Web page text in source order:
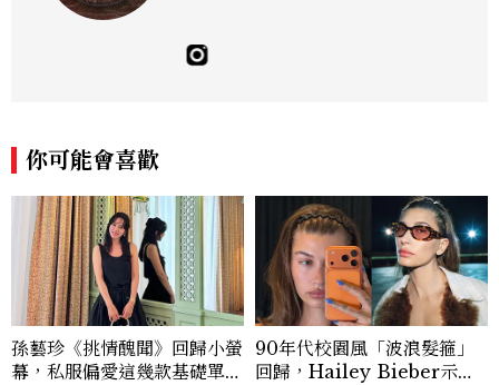
你可能會喜歡
孫藝珍《挑情醜聞》回歸小螢
幕，私服偏愛這幾款基礎單
90年代校園風「波浪髮箍」
回歸，Hailey Bieber示範